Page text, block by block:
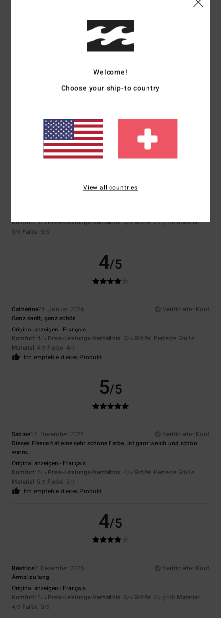
Farbe
4
Schöner Pullover, angenehmer Stoff, aber die Passform ist etwas
Komfort: 4/5 Preis-Leistungs-Verhältnis: 5/5 Größe: Zu großMaterial:
5/5 Farbe: 5/5
4/5
Catherine24. Januar 2026
Verifizierter Kauf
Ganz sanft, ganz schön
Original anzeigen - Français
Komfort: 4/5 Preis-Leistungs-Verhältnis: 3/5 Größe: Perfekte Größe
Material: 4 /5 Farbe: 4/5
Ich empfehle dieses Produkt
5/5
Sabine16. Dezember 2025
Verifizierter Kauf
Dieses Fleece hat eine sehr schöne Farbe, ist ganz weich und schön
warm.
Original anzeigen - Français
Komfort: 5/5 Preis-Leistungs-Verhältnis: 4/5 Größe: Perfekte Größe
Material: 5 /5 Farbe: 5/5
Ich empfehle dieses Produkt
4/5
Béatrice7. Dezember 2025
Verifizierter Kauf
Ärmel zu lang
Original anzeigen - Français
Komfort: 5/5 Preis-Leistungs-Verhältnis: 5/5 Größe: Zu groß Material:
4/5 Farbe: 5/5
Welcome!
Choose your ship-to country
View all countries